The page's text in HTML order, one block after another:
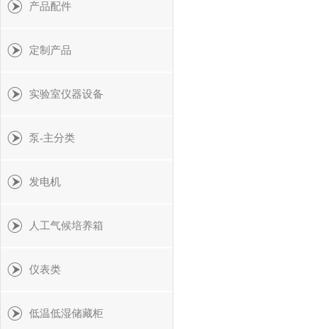
产品配件
定制产品
实验室仪器设备
泵-主分类
发电机
人工气候培养箱
仪表类
低温低湿储藏柜